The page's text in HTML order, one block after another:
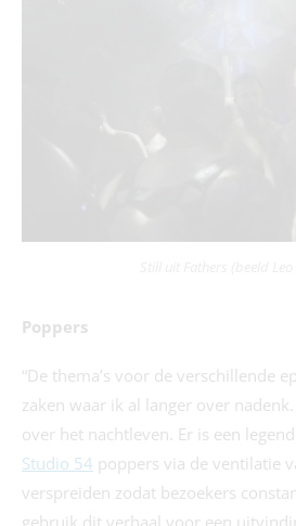
Poppers
“De thema’s voor de verschillende
zaken waar ik al langer over
over het nachtleven. Er is een
Studio 54 poppers via de ventilatie
verspreiden zodat bezoekers
gebruik dit verhaal voor een